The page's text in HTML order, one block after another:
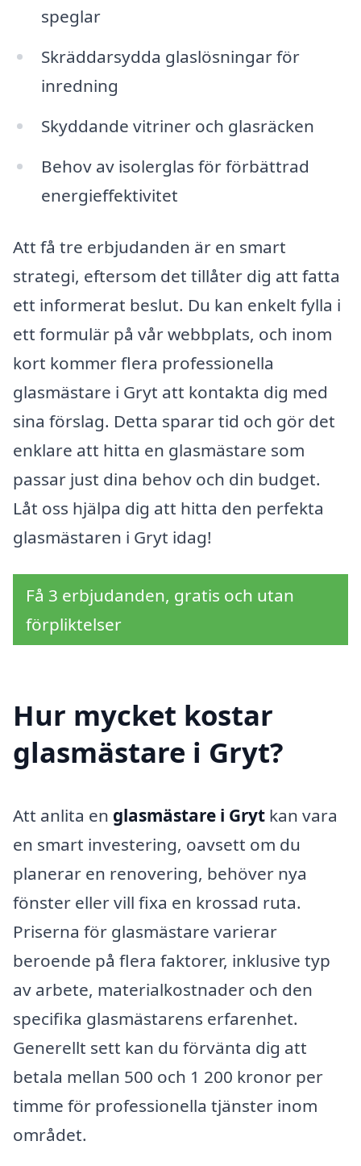
speglar
Skräddarsydda glaslösningar för
inredning
Skyddande vitriner och glasräcken
Behov av isolerglas för förbättrad
energieffektivitet
Att få tre erbjudanden är en smart
strategi, eftersom det tillåter dig att fatta
ett informerat beslut. Du kan enkelt fylla i
ett formulär på vår webbplats, och inom
kort kommer flera professionella
glasmästare i Gryt att kontakta dig med
sina förslag. Detta sparar tid och gör det
enklare att hitta en glasmästare som
passar just dina behov och din budget.
Låt oss hjälpa dig att hitta den perfekta
glasmästaren i Gryt idag!
Få 3 erbjudanden, gratis och utan
förpliktelser
Hur mycket kostar
glasmästare i Gryt?
Att anlita en glasmästare i Gryt kan vara
en smart investering, oavsett om du
planerar en renovering, behöver nya
fönster eller vill fixa en krossad ruta.
Priserna för glasmästare varierar
beroende på flera faktorer, inklusive typ
av arbete, materialkostnader och den
specifika glasmästarens erfarenhet.
Generellt sett kan du förvänta dig att
betala mellan 500 och 1 200 kronor per
timme för professionella tjänster inom
området.